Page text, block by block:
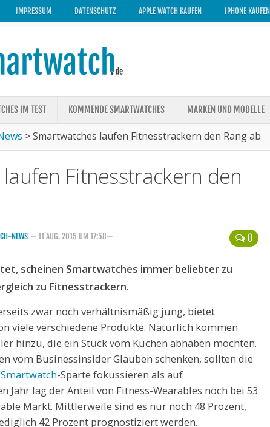
IMPRESSUM DATENSCHUTZ APPLE WATCH KAUFEN IPHONE KAUFEN
IM TEST KOMMENDE SMARTWATCHES MARKEN UND MODELLE
>Smartwatches laufen Fitnesstrackern den Rang ab
Fitnesstrackern den
0
NEWS — 11 AUG. 2015 UM 17:58—
scheinen Smartwatches immer beliebter zu
zu Fitnesstrackern.
zwar noch verhältnismäßig jung, bietet
viele verschiedene Produkte. Natürlich kommen
hinzu, die ein Stück vom Kuchen abhaben möchten.
vom Businessinsider Glauben schenken, sollten die
Smartwatch-Sparte fokussieren als auf
Jahr lag der Anteil von Fitness-Wearables noch bei 53
Markt. Mittlerweile sind es nur noch 48 Prozent,
42 Prozent prognostiziert werden.